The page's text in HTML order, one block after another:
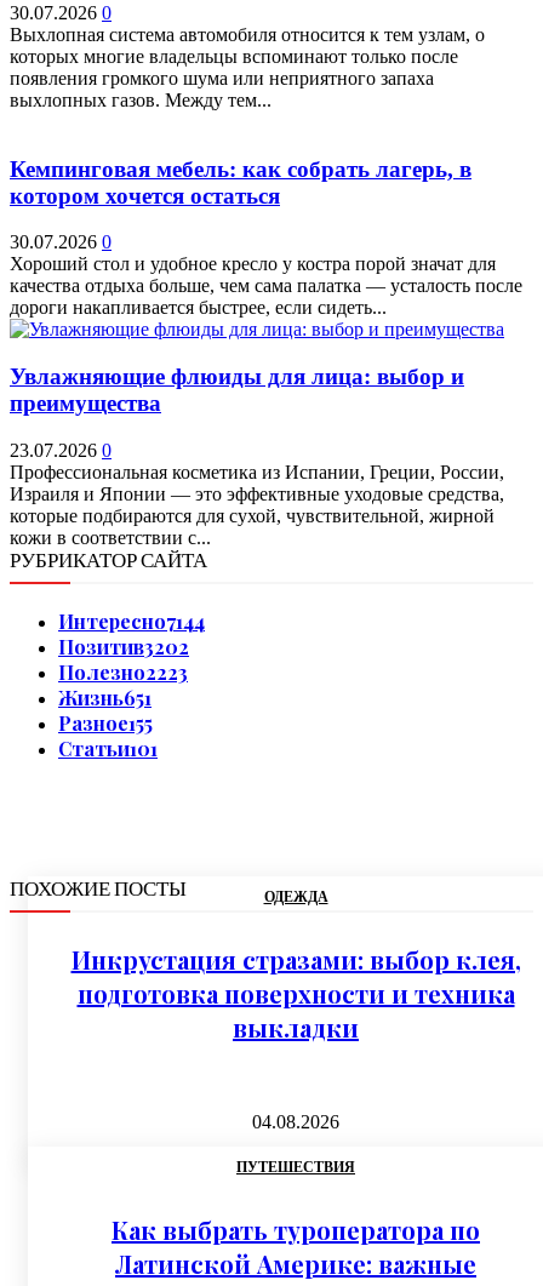
30.07.2026 0
Выхлопная система автомобиля относится к тем узлам, о
которых многие владельцы вспоминают только после
появления громкого шума или неприятного запаха
выхлопных газов. Между тем...
Кемпинговая мебель: как собрать лагерь, в
котором хочется остаться
30.07.2026 0
Хороший стол и удобное кресло у костра порой значат для
качества отдыха больше, чем сама палатка — усталость после
дороги накапливается быстрее, если сидеть...
Увлажняющие флюиды для лица: выбор и
преимущества
23.07.2026 0
Профессиональная косметика из Испании, Греции, России,
Израиля и Японии — это эффективные уходовые средства,
которые подбираются для сухой, чувствительной, жирной
кожи в соответствии с...
РУБРИКАТОР САЙТА
Интересно7144
Позитив3202
Полезно2223
Жизнь651
Разное155
Статьи101
ПОХОЖИЕ ПОСТЫ ОДЕЖДА
Инкрустация стразами: выбор клея,
подготовка поверхности и техника
выкладки
04.08.2026
ПУТЕШЕСТВИЯ
Как выбрать туроператора по
Латинской Америке: важные